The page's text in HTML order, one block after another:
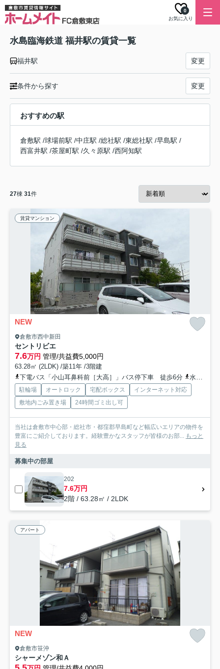
お気に入り
0
水島臨海鉄道 福井駅の賃貸一覧
福井駅 変更
条件から探す 変更
おすすめの駅
倉敷駅 /球場前駅 /中庄駅 /総社駅 /東総社駅 /早島駅 /
西富井駅 /茶屋町駅 /久々原駅 /西阿知駅
27棟 31件
賃貸マンション
NEW
倉敷市西中新田
セントリビエ
7.6万円 管理/共益費5,000円
63.28㎡ (2LDK) /築11年 /3階建
下電バス「小山耳鼻科前［大高］」バス停下車 徒歩6分
水島臨海鉄道「福井」駅 徒歩29分
駐輪場 オートロック 宅配ボックス
インターネット対応
敷地内ごみ置き場
24時間ゴミ出し可
当社は倉敷市中心部・総社市・都窪郡早島町など幅広いエリアの物件を
豊富にご紹介しております。経験豊かなスタッフが皆様のお部... もっと
見る
募集中の部屋
202
7.6万円
2階 / 63.28㎡ / 2LDK
アパート
NEW
倉敷市笹沖
シャーメゾン和Ａ